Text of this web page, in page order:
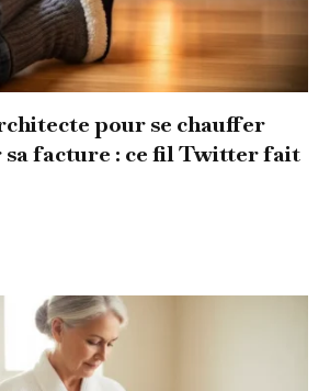
pour se chauffer
sa facture : ce fil Twitter fait